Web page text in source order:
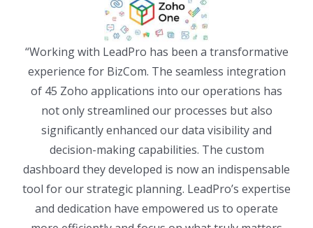
“Working with LeadPro has been a transformative
experience for BizCom. The seamless integration
of 45 Zoho applications into our operations has
not only streamlined our processes but also
significantly enhanced our data visibility and
decision-making capabilities. The custom
dashboard they developed is now an indispensable
tool for our strategic planning. LeadPro’s expertise
and dedication have empowered us to operate